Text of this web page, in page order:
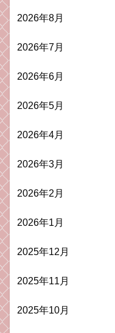
2026年8月
2026年7月
2026年6月
2026年5月
2026年4月
2026年3月
2026年2月
2026年1月
2025年12月
2025年11月
2025年10月